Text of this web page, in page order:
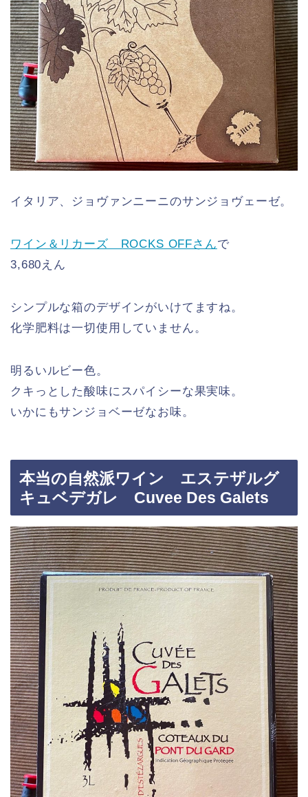
イタリア、ジョヴァンニーニのサンジョヴェーゼ。
ワイン＆リカーズ ROCKS OFFさんで
3,680えん
シンプルな箱のデザインがいけてますね。
化学肥料は一切使用していません。
明るいルビー色。
クキっとした酸味にスパイシーな果実味。
いかにもサンジョベーゼなお味。
本当の自然派ワイン エステザルグ
キュベデガレ Cuvee Des Galets